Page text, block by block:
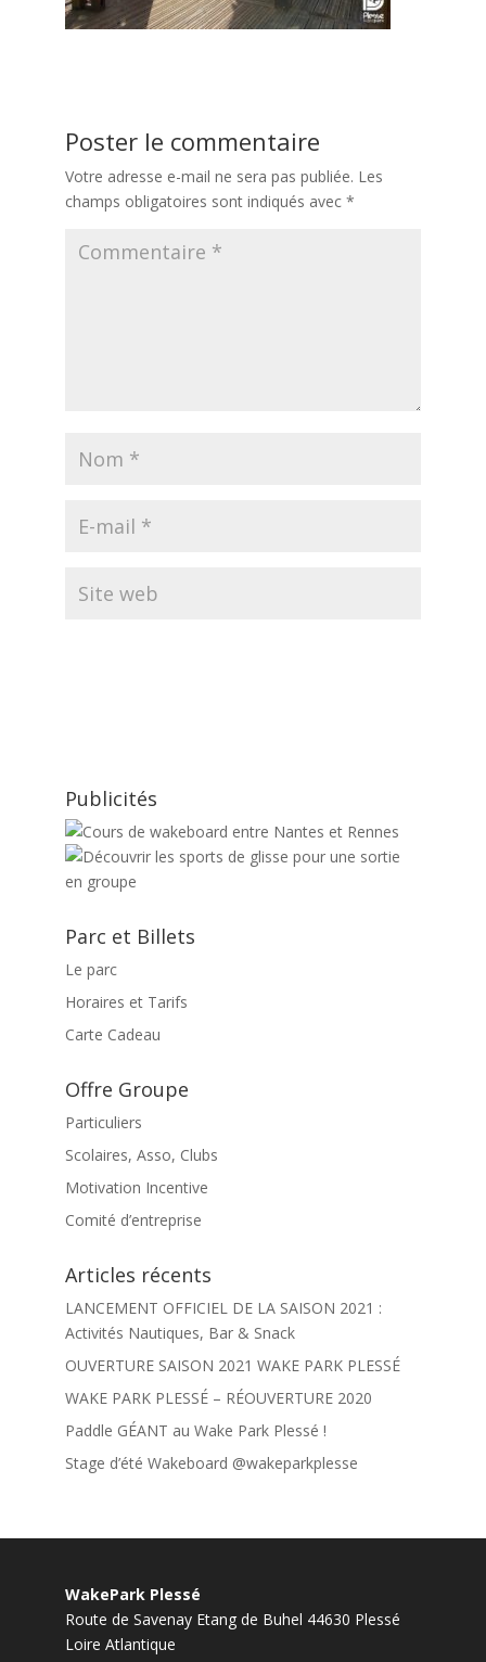
Poster le commentaire
Votre adresse e-mail ne sera pas publiée. Les
champs obligatoires sont indiqués avec *
Publicités
Parc et Billets
Le parc
Horaires et Tarifs
Carte Cadeau
Offre Groupe
Particuliers
Scolaires, Asso, Clubs
Motivation Incentive
Comité d’entreprise
Articles récents
LANCEMENT OFFICIEL DE LA SAISON 2021 :
Activités Nautiques, Bar & Snack
OUVERTURE SAISON 2021 WAKE PARK PLESSÉ
WAKE PARK PLESSÉ – RÉOUVERTURE 2020
Paddle GÉANT au Wake Park Plessé !
Stage d’été Wakeboard @wakeparkplesse
WakePark Plessé
Route de Savenay Etang de Buhel 44630 Plessé
Loire Atlantique